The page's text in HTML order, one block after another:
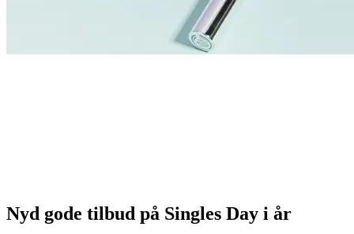
Nyd gode tilbud på Singles Day i år